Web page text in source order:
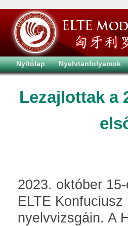
Nyitólap Nyelvtanfolyamok
Lezajlottak a
2023. október
ELTE
nyelvvizsgáin. A